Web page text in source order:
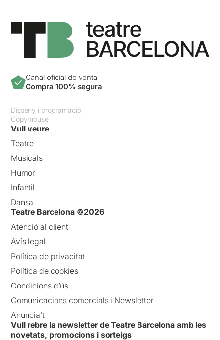
Canal oficial de venta
Compra 100% segura
Disseny i programació:
Copymouse
Vull veure
Teatre
Musicals
Humor
Infantil
Dansa
Teatre Barcelona ©2026
Atenció al client
Avís legal
Política de privacitat
Política de cookies
Condicions d’ús
Comunicacions comercials i Newsletter
Anuncia’t
Vull rebre la newsletter de Teatre Barcelona amb les
novetats, promocions i sorteigs